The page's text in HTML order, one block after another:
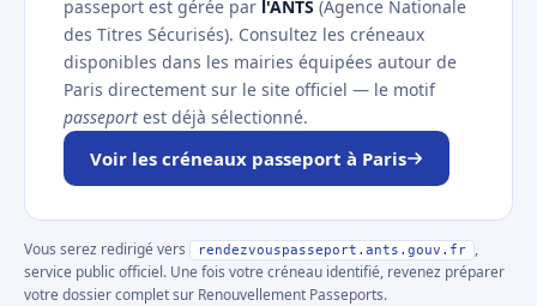
passeport est gérée par l'ANTS (Agence Nationale
des Titres Sécurisés). Consultez les créneaux
disponibles dans les mairies équipées autour de
Paris directement sur le site officiel — le motif
passeport est déjà sélectionné.
Voir les créneaux passeport à Paris
Vous serez redirigé vers rendezvouspasseport.ants.gouv.fr
,
service public officiel. Une fois votre créneau identifié, revenez préparer
votre dossier complet sur Renouvellement Passeports.